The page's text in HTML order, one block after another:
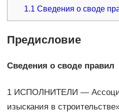
1.1 Сведения о своде
Предисловие
Сведения о своде правил
1 ИСПОЛНИТЕЛИ —
изыскания в